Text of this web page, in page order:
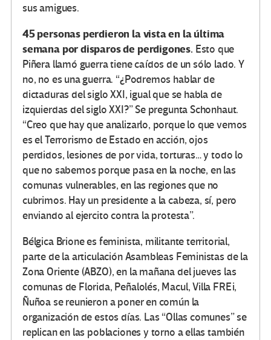
sus amigues.
45 personas perdieron la vista en la última
semana por disparos de perdigones. Esto que
Piñera llamó guerra tiene caídos de un sólo lado. Y
no, no es una guerra. “¿Podremos hablar de
dictaduras del siglo XXI, igual que se habla de
izquierdas del siglo XXI?” Se pregunta Schonhaut.
“Creo que hay que analizarlo, porque lo que vemos
es el Terrorismo de Estado en acción, ojos
perdidos, lesiones de por vida, torturas… y todo lo
que no sabemos porque pasa en la noche, en las
comunas vulnerables, en las regiones que no
cubrimos. Hay un presidente a la cabeza, sí, pero
enviando al ejercito contra la protesta”.
Bélgica Brione es feminista, militante territorial,
parte de la articulación Asambleas Feministas de la
Zona Oriente (ABZO), en la mañana del jueves las
comunas de Florida, Peñalolés, Macul, Villa FREi,
Ñuñoa se reunieron a poner en común la
organización de estos días. Las “Ollas comunes” se
replican en las poblaciones y torno a ellas también